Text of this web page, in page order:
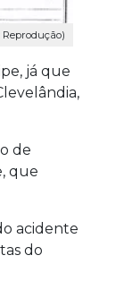
já que
de
que
acidente
do